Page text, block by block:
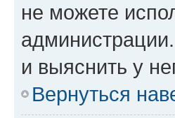
не можете
и выяснить у
Вернуться